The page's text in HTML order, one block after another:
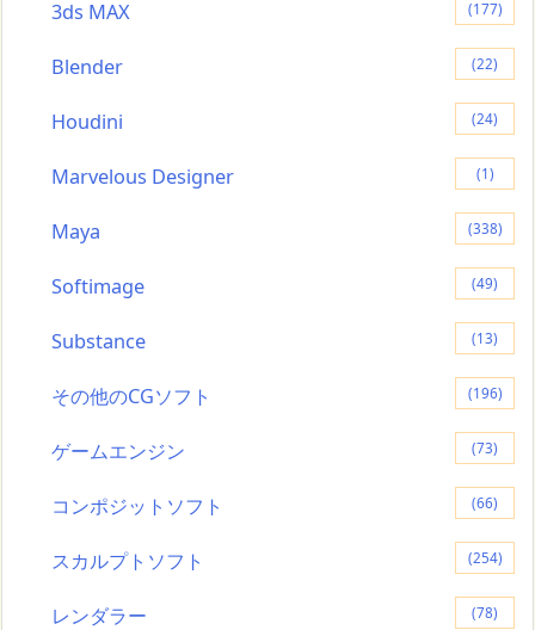
3ds MAX (177)
Blender (22)
Houdini (24)
Marvelous Designer (1)
Maya (338)
Softimage (49)
Substance (13)
その他のCGソフト (196)
ゲームエンジン (73)
コンポジットソフト (66)
スカルプトソフト (254)
レンダラー (78)